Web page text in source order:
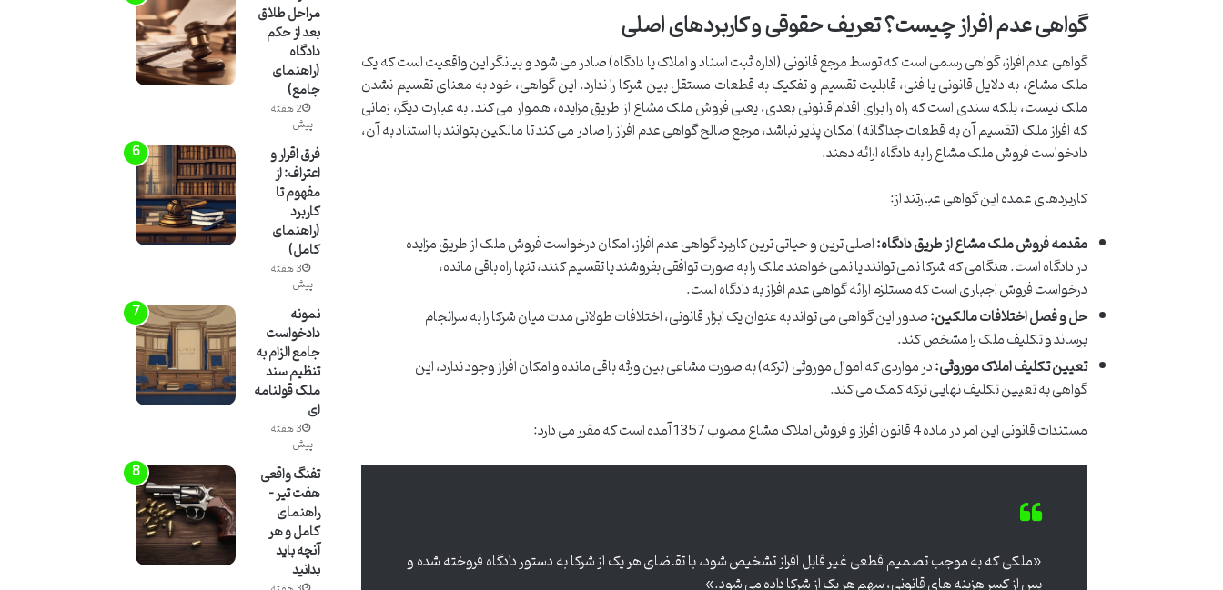
گواهی عدم افراز چیست؟ تعریف حقوقی و کاربردهای اصلی
گواهی عدم افراز، گواهی رسمی است که توسط مرجع قانونی (اداره ثبت اسناد و املاک یا دادگاه) صادر می شود و بیانگر این واقعیت است که یک
ملک مشاع، به دلایل قانونی یا فنی، قابلیت تقسیم و تفکیک به قطعات مستقل بین شرکا را ندارد. این گواهی، خود به معنای تقسیم نشدن
ملک نیست، بلکه سندی است که راه را برای اقدام قانونی بعدی، یعنی فروش ملک مشاع از طریق مزایده، هموار می کند. به عبارت دیگر، زمانی
که افراز ملک (تقسیم آن به قطعات جداگانه) امکان پذیر نباشد، مرجع صالح گواهی عدم افراز را صادر می کند تا مالکین بتوانند با استناد به آن،
دادخواست فروش ملک مشاع را به دادگاه ارائه دهند.
کاربردهای عمده این گواهی عبارتند از:
مقدمه فروش ملک مشاع از طریق دادگاه:اصلی ترین و حیاتی ترین کاربرد گواهی عدم افراز، امکان درخواست فروش ملک از طریق مزایده
در دادگاه است. هنگامی که شرکا نمی توانند یا نمی خواهند ملک را به صورت توافقی بفروشند یا تقسیم کنند، تنها راه باقی مانده،
درخواست فروش اجباری است که مستلزم ارائه گواهی عدم افراز به دادگاه است.
حل و فصل اختلافات مالکین:صدور این گواهی می تواند به عنوان یک ابزار قانونی، اختلافات طولانی مدت میان شرکا را به سرانجام
برساند و تکلیف ملک را مشخص کند.
تعیین تکلیف املاک موروثی:در مواردی که اموال موروثی (ترکه) به صورت مشاعی بین ورثه باقی مانده و امکان افراز وجود ندارد، این
گواهی به تعیین تکلیف نهایی ترکه کمک می کند.
مستندات قانونی این امر در ماده 4 قانون افراز و فروش املاک مشاع مصوب 1357 آمده است که مقرر می دارد:
«ملکی که به موجب تصمیم قطعی غیر قابل افراز تشخیص شود، با تقاضای هر یک از شرکا به دستور دادگاه فروخته شده و
پس از کسر هزینه های قانونی، سهم هر یک از شرکا داده می شود.»
مراحل طلاق
بعد از حکم
دادگاه
(راهنمای
جامع)
2 هفته
پیش
فرق اقرار و
اعتراف: از
مفهوم تا
کاربرد
(راهنمای
کامل)
3 هفته
پیش
نمونه
دادخواست
جامع الزام به
تنظیم سند
ملک قولنامه
ای
3 هفته
پیش
تفنگ واقعی
هفت تیر –
راهنمای
کامل و هر
آنچه باید
بدانید